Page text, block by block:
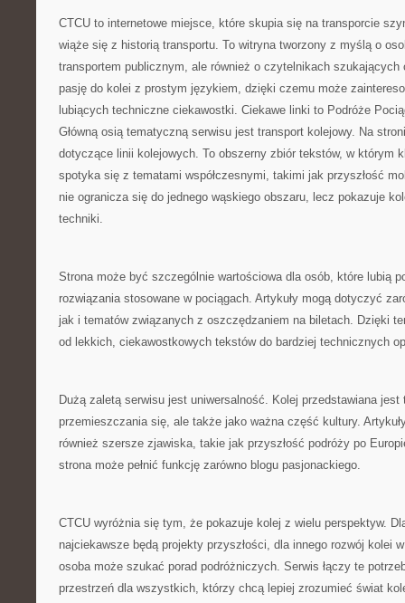
CTCU to internetowe miejsce, które skupia się na transporcie
wiąże się z historią transportu. To witryna tworzony z myślą o
transportem publicznym, ale również o czytelnikach szukających
pasję do kolei z prostym językiem, dzięki czemu może
lubiących techniczne ciekawostki. Ciekawe linki to Podróże
Główną osią tematyczną serwisu jest transport kolejowy. Na
dotyczące linii kolejowych. To obszerny zbiór tekstów, w którym
spotyka się z tematami współczesnymi, takimi jak przyszłość
nie ogranicza się do jednego wąskiego obszaru, lecz pokazuje
techniki.
Strona może być szczególnie wartościowa dla osób, które lubią
rozwiązania stosowane w pociągach. Artykuły mogą dotyczyć
jak i tematów związanych z oszczędzaniem na biletach. Dzięki
od lekkich, ciekawostkowych tekstów do bardziej technicznych
Dużą zaletą serwisu jest uniwersalność. Kolej przedstawiana
przemieszczania się, ale także jako ważna część kultury.
również szersze zjawiska, takie jak przyszłość podróży po
strona może pełnić funkcję zarówno blogu pasjonackiego.
CTCU wyróżnia się tym, że pokazuje kolej z wielu perspektyw.
najciekawsze będą projekty przyszłości, dla innego rozwój kolei
osoba może szukać porad podróżniczych. Serwis łączy te
przestrzeń dla wszystkich, którzy chcą lepiej zrozumieć świat